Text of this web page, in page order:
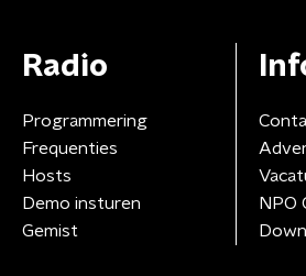
Radio
Programmering
Frequenties
Hosts
Demo insturen
Gemist
NPO